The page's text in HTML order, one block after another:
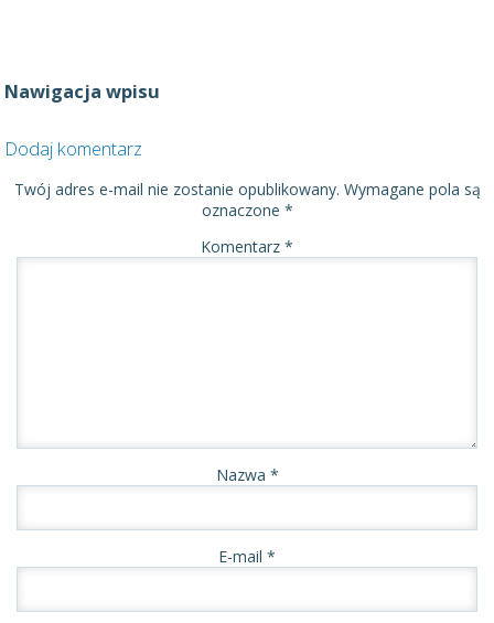
Nawigacja wpisu
Dodaj komentarz
Twój adres e-mail nie zostanie opublikowany. Wymagane pola są
oznaczone *
Komentarz *
Nazwa *
E-mail *